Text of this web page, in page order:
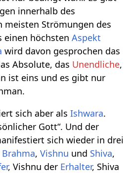
innerhalb des
meisten Strömungen des
einen höchstenAspekt
wird davon gesprochen das
Absolute, das Unendliche,
ist eins und es gibt nur
sich aber alsIshwara.
Gott“. Und der
sich wieder in drei
Brahma,Vishnu und Shiva,
, Vishnu der Erhalter, Shiva